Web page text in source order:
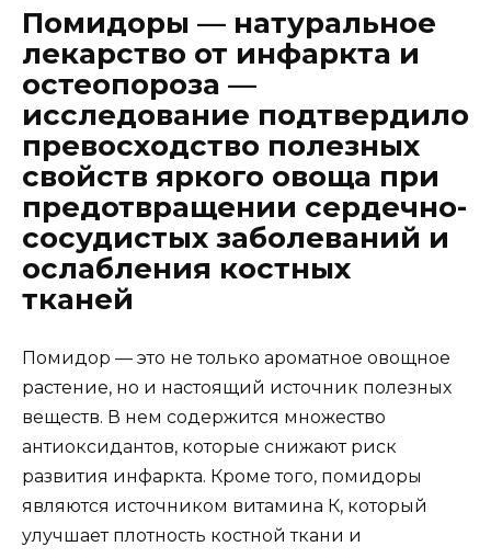
Помидоры — натуральное
лекарство от инфаркта и
остеопороза —
исследование подтвердило
превосходство полезных
свойств яркого овоща при
предотвращении сердечно-
сосудистых заболеваний и
ослабления костных
тканей
Помидор — это не только ароматное овощное
растение, но и настоящий источник полезных
веществ. В нем содержится множество
антиоксидантов, которые снижают риск
развития инфаркта. Кроме того, помидоры
являются источником витамина К, который
улучшает плотность костной ткани и